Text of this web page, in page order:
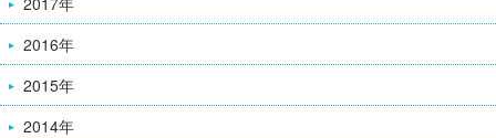
2016年
2015年
2014年